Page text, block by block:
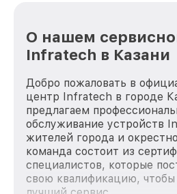
О нашем
Infratech в Казани
Добро пожаловать в
центр Infratech в городе
предлагаем
обслуживание устройств
жителей города и
команда состоит из
специалистов, которые
свою квалификацию,